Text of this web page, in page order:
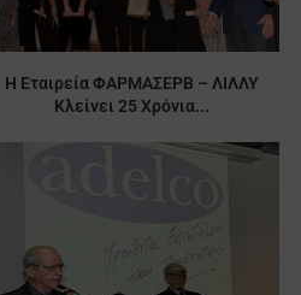
Η Εταιρεία ΦΑΡΜΑΣΕΡΒ – ΛΙΛΛΥ
Κλείνει 25 Χρόνια...